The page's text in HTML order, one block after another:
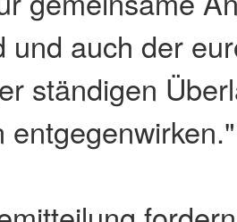
und auch der
ständigen
entgegenwirken."